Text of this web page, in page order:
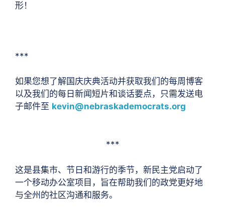
形！
***
如果您想了解国庆庆典活动并获取我们的每周博客
以及我们的每日新闻短片和谈话要点，只需发送电
子邮件至 kevin@nebraskademocrats.org
***
这是县集市、节日和游行的季节，新民主党启动了
一个移动办公室项目，旨在帮助我们的政党更好地
与全州的社区沟通和服务。